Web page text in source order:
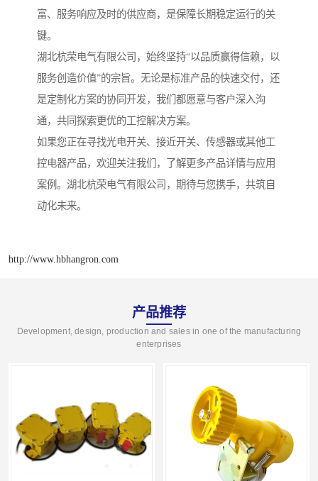
富、服务响应及时的供应商，是保障长期稳定运行的关
键。
湖北杭荣电气有限公司，始终坚持“以品质赢得信赖，以
服务创造价值”的宗旨。无论是标准产品的快速交付，还
是定制化方案的协同开发，我们都愿意与客户深入沟
通，共同探索更优的工控解决方案。
如果您正在寻找光电开关、接近开关、传感器或其他工
控电器产品，欢迎关注我们，了解更多产品详情与应用
案例。湖北杭荣电气有限公司，期待与您携手，共筑自
动化未来。
http://www.hbhangron.com
产品推荐
Development, design, production and sales in one of the manufacturing
enterprises